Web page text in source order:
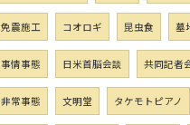
免震施工 コオロギ 昆虫食 墓
事情事態 日米首脳会談 共同記者
非常事態 文明堂 タケモトピアノ